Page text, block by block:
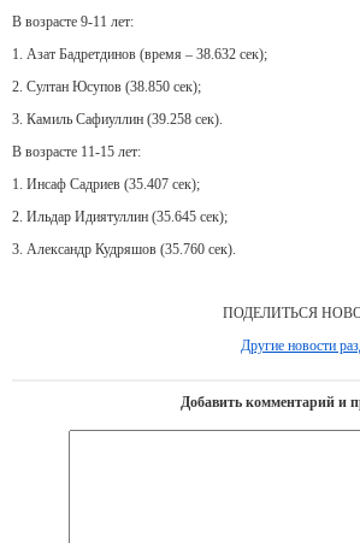
В возрасте 9-11 лет:
1. Азат Бадретдинов (время – 38.632 сек);
2. Султан Юсупов (38.850 сек);
3. Камиль Сафиуллин (39.258 сек).
В возрасте 11-15 лет:
1. Инсаф Садриев (35.407 сек);
2. Ильдар Идиятуллин (35.645 сек);
3. Александр Кудряшов (35.760 сек).
ПОДЕЛИТЬСЯ
Другие новости
Добавить комментарий и